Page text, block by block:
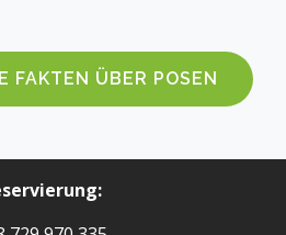
FAKTEN ÜBER POSEN